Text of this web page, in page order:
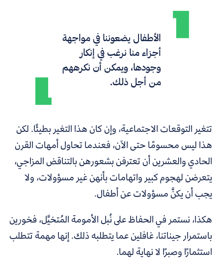
الأطفال يضعوننا في مواجهة
أجزاء منا نرغب في إنكار
وجودها، ويمكن أن نكرههم
من أجل ذلك.
تتغير التوقعات الاجتماعية، وإن كان هذا التغير بطيئًا.لكن
هذا ليس محسومًا حتى الآن، فعندما تحاول أمهات القرن
الحادي والعشرين أن تعترفن بشعورهن بالتناقض المزاجي،
يتعرضن لهجوم كبير واتهامات بأنهن غير مسؤولات، ولا
يجب أن يكنَّ مسؤولات عن أطفال.
هكذا، نستمر في الحفاظ على نُبل الأمومة المُتخيَّل، فخورين
باستمرار جيناتنا، غافلين عما يتطلبه ذلك. إنها مهمة تتطلب
استثمارًا وصبرًا لا نهاية لهما.